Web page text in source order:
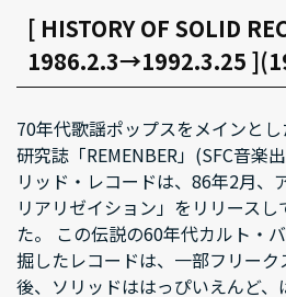
[ HISTORY OF SOLID
1986.2.3→1992.3.25
70年代歌謡ポップスをメインと
研究誌「REMENBER」(SFC音楽
リッド・レコードは、86年2月、
リアリゼイション」をリリース
た。 この伝説の60年代カルト・
掘したレコードは、一部フリー
後、ソリッドははっぴいえんど